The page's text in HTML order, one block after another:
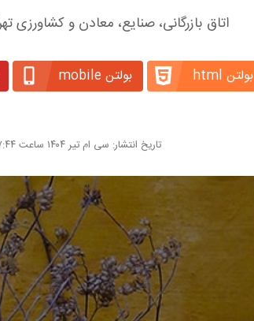
اتاق بازرگانی، صنایع، معادن و کشاورزی
بولتن html بولتن mobile
تاریخ انتشار: سی ام تیر ۱۴۰۴ ساعت ۰۷:۴۴